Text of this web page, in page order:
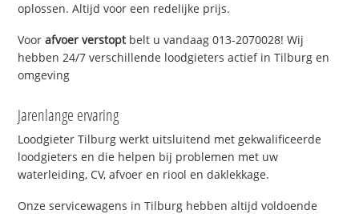
oplossen. Altijd voor een redelijke prijs.
Voorafvoer verstoptbelt u vandaag 013-2070028! Wij
hebben 24/7 verschillende loodgieters actief in Tilburg en
omgeving
Jarenlange ervaring
Loodgieter Tilburg werkt uitsluitend met gekwalificeerde
loodgieters en die helpen bij problemen met uw
waterleiding, CV, afvoer en riool en daklekkage.
Onze servicewagens in Tilburg hebben altijd voldoende